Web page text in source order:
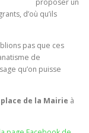
proposer un
d’où qu’ils
pas que ces
de
qu’on puisse
place de la Mairie à